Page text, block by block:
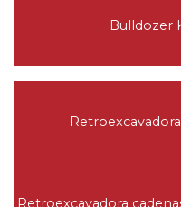
Bulldozer
Retroexcavadora